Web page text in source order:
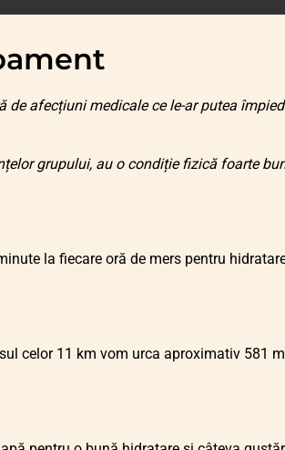
afecțiuni medicale ce le-ar putea
grupului, au o condiție fizică foarte
la fiecare oră de mers pentru
celor 11 km vom urca aproximativ 581